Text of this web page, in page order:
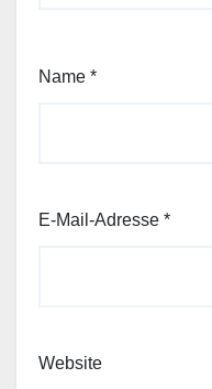
Name *
E-Mail-Adresse *
Website